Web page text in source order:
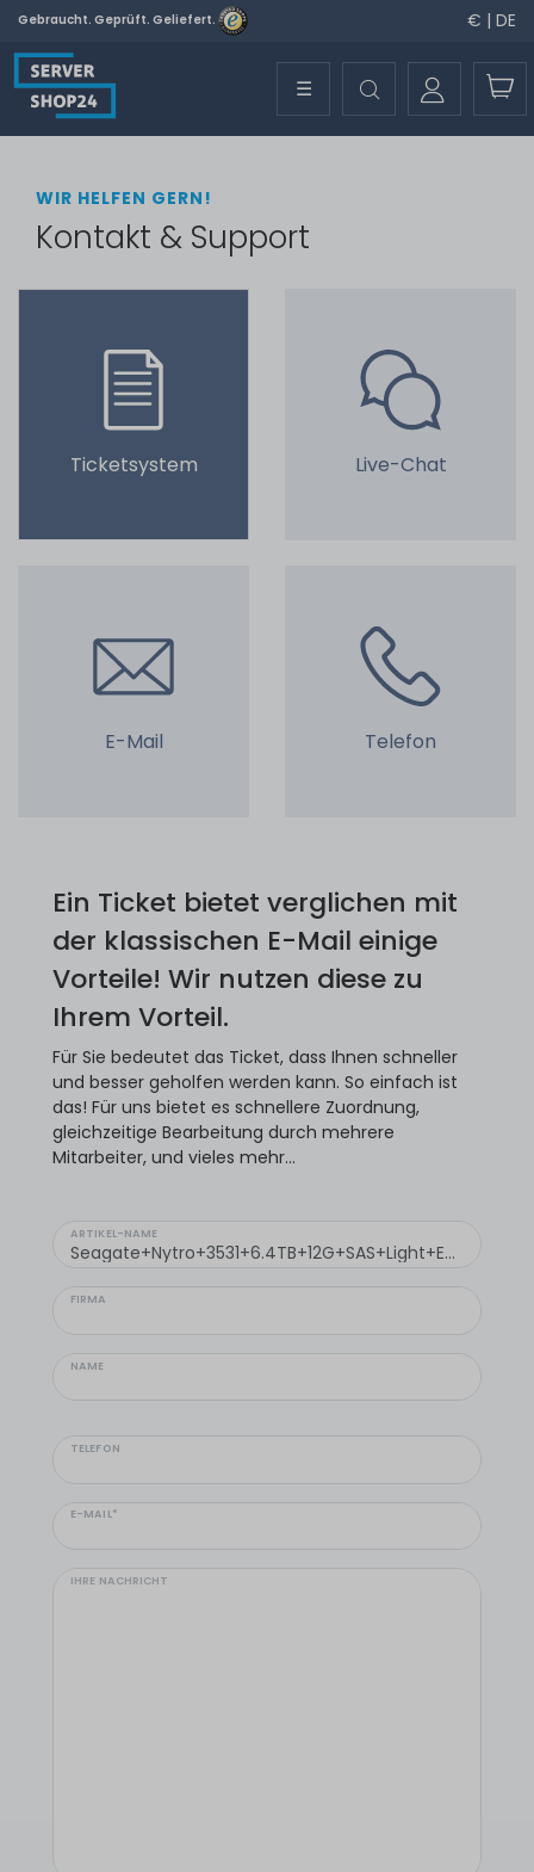
Gebraucht. Geprüft. Geliefert. € | DE
☰
WIR HELFEN GERN!
Kontakt & Support
Ticketsystem Live-Chat
E-Mail Telefon
Ein Ticket bietet verglichen mit
der klassischen E-Mail einige
Vorteile! Wir nutzen diese zu
Ihrem Vorteil.
Für Sie bedeutet das Ticket, dass Ihnen schneller
und besser geholfen werden kann. So einfach ist
das! Für uns bietet es schnellere Zuordnung,
gleichzeitige Bearbeitung durch mehrere
Mitarbeiter, und vieles mehr...
ARTIKEL-NAME
FIRMA
NAME
TELEFON
E-MAIL*
IHRE NACHRICHT